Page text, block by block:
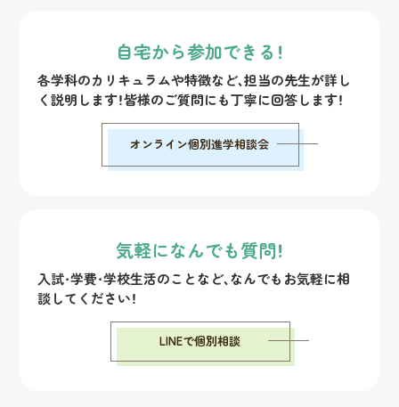
自宅から参加できる！
各学科のカリキュラムや特徴など、担当の先生が詳し
く説明します！皆様のご質問にも丁寧に回答します！
オンライン個別進学相談会
気軽になんでも質問！
入試・学費・学校生活のことなど、なんでもお気軽に相
談してください！
LINEで個別相談